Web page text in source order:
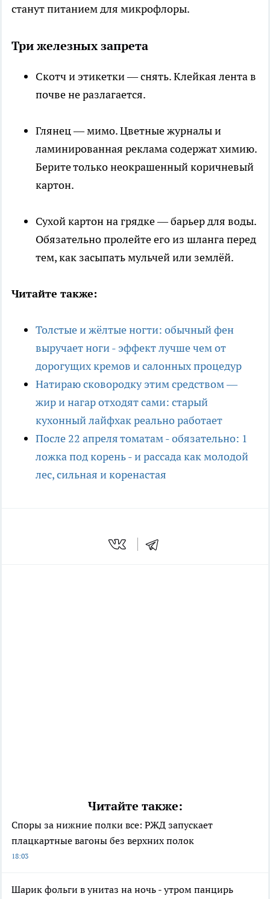
станут питанием для микрофлоры.
Три железных запрета
Скотч и этикетки — снять. Клейкая лента в
почве не разлагается.
Глянец — мимо. Цветные журналы и
ламинированная реклама содержат химию.
Берите только неокрашенный коричневый
картон.
Сухой картон на грядке — барьер для воды.
Обязательно пролейте его из шланга перед
тем, как засыпать мульчей или землёй.
Читайте также:
Толстые и жёлтые ногти: обычный фен
выручает ноги - эффект лучше чем от
дорогущих кремов и салонных процедур
Натираю сковородку этим средством —
жир и нагар отходят сами: старый
кухонный лайфхак реально работает
После 22 апреля томатам - обязательно: 1
ложка под корень - и рассада как молодой
лес, сильная и коренастая
Читайте также:
Споры за нижние полки все: РЖД запускает
плацкартные вагоны без верхних полок
18:03
Шарик фольги в унитаз на ночь - утром панцирь